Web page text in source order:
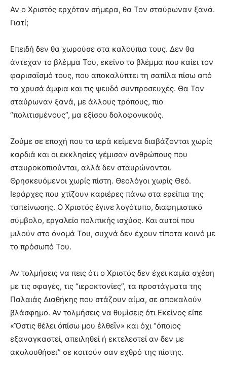
Αν ο Χριστός ερχόταν σήμερα, θα Τον σταύρωναν ξανά.
Γιατί;
Επειδή δεν θα χωρούσε στα καλούπια τους. Δεν θα
άντεχαν το βλέμμα Του, εκείνο το βλέμμα που καίει τον
φαρισαϊσμό τους, που αποκαλύπτει τη σαπίλα πίσω από
τα χρυσά άμφια και τις ψευδό συνπροσευχές. Θα Τον
σταύρωναν ξανά, με άλλους τρόπους, πιο
“πολιτισμένους”, μα εξίσου δολοφονικούς.
Ζούμε σε εποχή που τα ιερά κείμενα διαβάζονται χωρίς
καρδιά και οι εκκλησίες γέμισαν ανθρώπους που
σταυροκοπιούνται, αλλά δεν σταυρώνονται.
Θρησκευόμενοι χωρίς πίστη. Θεολόγοι χωρίς Θεό.
Ιεράρχες που χτίζουν καριέρες πάνω στα ερείπια της
ταπείνωσης. Ο Χριστός έγινε λογότυπο, διαφημιστικό
σύμβολο, εργαλείο πολιτικής ισχύος. Και αυτοί που
μιλούν στο όνομά Του, συχνά δεν έχουν τίποτα κοινό με
το πρόσωπό Του.
Αν τολμήσεις να πεις ότι ο Χριστός δεν έχει καμία σχέση
με τις σφαγές, τις “ιεροκτονίες”, τα προστάγματα της
Παλαιάς Διαθήκης που στάζουν αίμα, σε αποκαλούν
βλάσφημο. Αν τολμήσεις να θυμίσεις ότι Εκείνος είπε
«Ὅστις θέλει ὀπίσω μου ἐλθεῖν» και όχι “όποιος
εξαναγκαστεί, απειληθεί ή εκτελεστεί αν δεν με
ακολουθήσει” σε κοιτούν σαν εχθρό της πίστης.